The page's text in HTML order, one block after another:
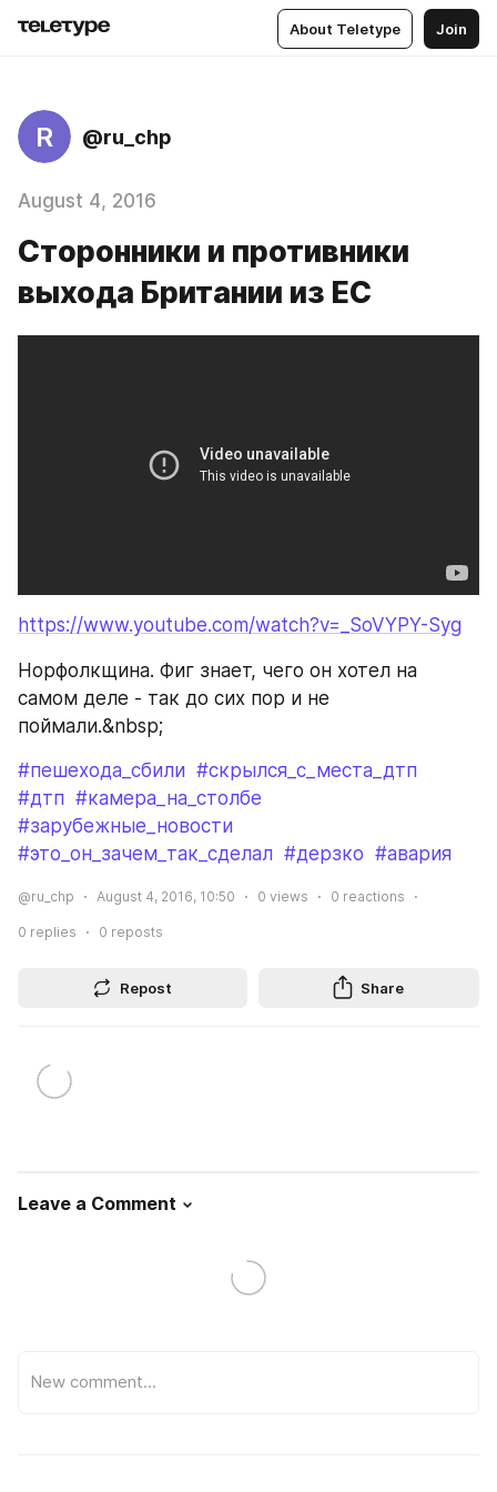
About Teletype Join
R @ru_chp
August 4, 2016
Сторонники и противники
выхода Британии из ЕС
https://www.youtube.com/watch?v=_SoVYPY-Syg
Норфолкщина. Фиг знает, чего он хотел на
самом деле - так до сих пор и не
поймали.&nbsp;
#пешехода_сбили #скрылся_с_места_дтп
#дтп #камера_на_столбе
#зарубежные_новости
#это_он_зачем_так_сделал #дерзко #авария
@ru_chp August 4, 2016, 10:50 0 views 0 reactions
0 replies 0 reposts
Repost Share
Leave a Comment